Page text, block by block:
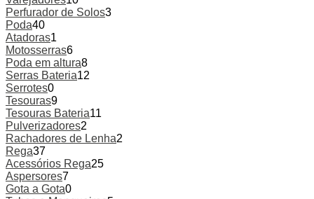
Perfurador de Solos3
Poda40
Atadoras1
Motosserras6
Poda em altura8
Serras Bateria12
Serrotes0
Tesouras9
Tesouras Bateria11
Pulverizadores2
Rachadores de Lenha2
Rega37
Acessórios Rega25
Aspersores7
Gota a Gota0